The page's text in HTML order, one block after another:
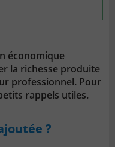
économique
la richesse produite
professionnel. Pour
rappels utiles.
?